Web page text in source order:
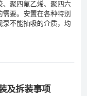
、聚四氟乙烯、聚四六
要。安置在各种特别
不能抽吸的介质，均
及拆装事项